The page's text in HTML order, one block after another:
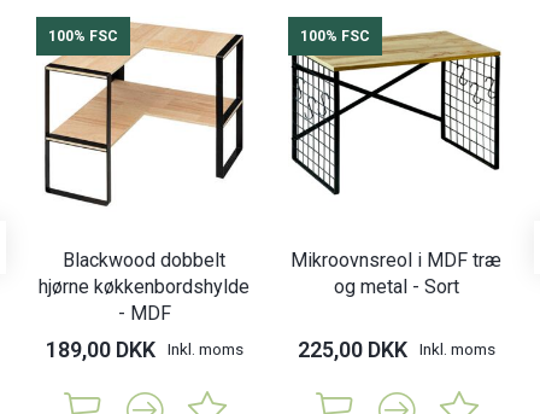
100% FSC
Blackwood dobbelt
hjørne køkkenbordshylde
- MDF
189,00 DKK Inkl. moms
100% FSC
Mikroovnsreol i MDF træ
og metal - Sort
225,00 DKK Inkl. moms